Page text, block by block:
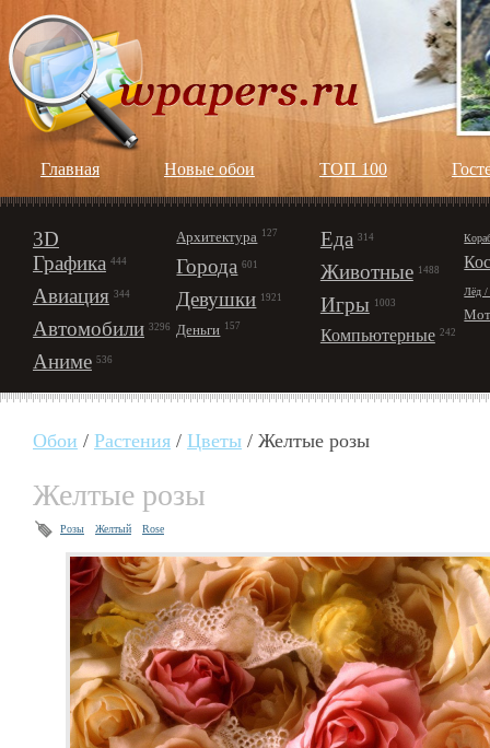
Главная Новые обои ТОП 100
3D
Графика 444
Авиация 344
Автомобили 3296
Аниме 536
Архитектура 127
Города 601
Девушки 1921
Деньги 157
Еда 314
Животные 1488
Игры 1003
Компьютерные 242
Лёд
Обои / Растения / Цветы / Желтые розы
Желтые розы
Розы Желтый Rose